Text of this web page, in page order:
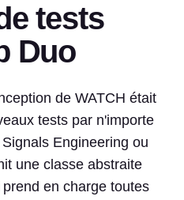
tests
Duo
de WATCH était
tests par n'importe
Engineering ou
une classe abstraite
prend en charge toutes